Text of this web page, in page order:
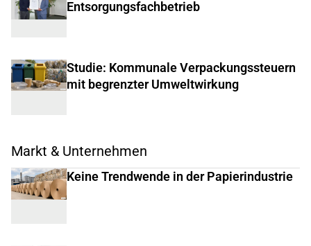
Entsorgungsfachbetrieb
Studie: Kommunale Verpackungssteuern
mit begrenzter Umweltwirkung
Markt & Unternehmen
Keine Trendwende in der Papierindustrie